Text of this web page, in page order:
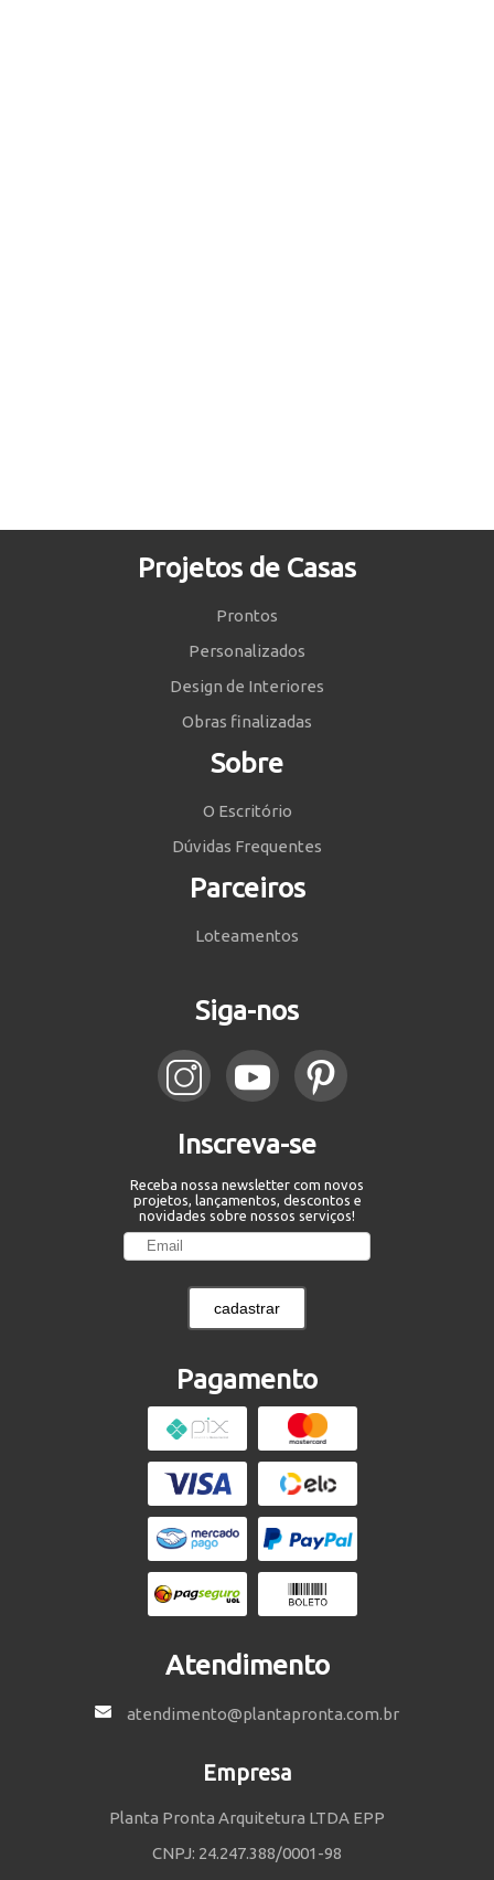
Projetos de Casas
Prontos
Personalizados
Design de Interiores
Obras finalizadas
Sobre
O Escritório
Dúvidas Frequentes
Parceiros
Loteamentos
Siga-nos
Inscreva-se
Receba nossa newsletter com novos
projetos, lançamentos, descontos e
novidades sobre nossos serviços!
cadastrar
Pagamento
Atendimento
atendimento@plantapronta.com.br
Empresa
Planta Pronta Arquitetura LTDA EPP
CNPJ: 24.247.388/0001-98